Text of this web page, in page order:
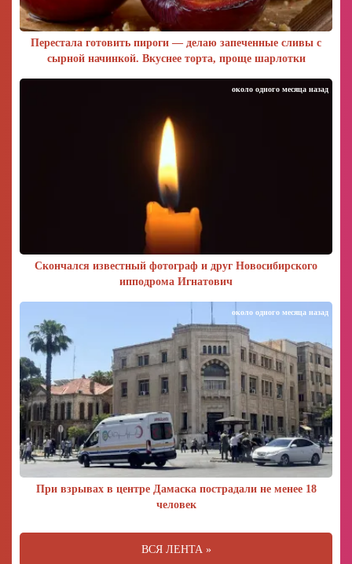
Перестала готовить пироги — делаю запеченные сливы с
сырной начинкой. Вкуснее торта, проще шарлотки
Скончался известный фотограф и друг Новосибирского
ипподрома Игнатович
около одного месяца назад
При взрывах в центре Дамаска пострадали не менее 18
человек
около одного месяца назад
ВСЯ ЛЕНТА »